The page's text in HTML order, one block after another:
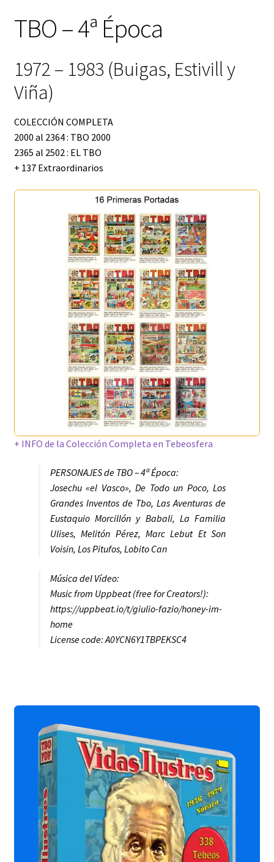
TBO – 4ª Época
1972 – 1983 (Buigas, Estivill y
Viña)
COLECCIÓN COMPLETA
2000 al 2364 : TBO 2000
2365 al 2502 : EL TBO
+ 137 Extraordinarios
+ INFO de la Colección Completa en Tebeosfera
PERSONAJES de TBO – 4ª Época:
Josechu «el Vasco», De Todo un Poco, Los
Grandes Inventos de Tbo, Las Aventuras de
Eustaquio Morcillón y Babali, La Familia
Ulises, Melitón Pérez, Marc Lebut Et Son
Voisin, Los Pitufos, Lobito Can
Música del Vídeo:
Music from Uppbeat (free for Creators!):
https://uppbeat.io/t/giulio-fazio/honey-im-
home
License code: A0YCN6Y1TBPEKSC4